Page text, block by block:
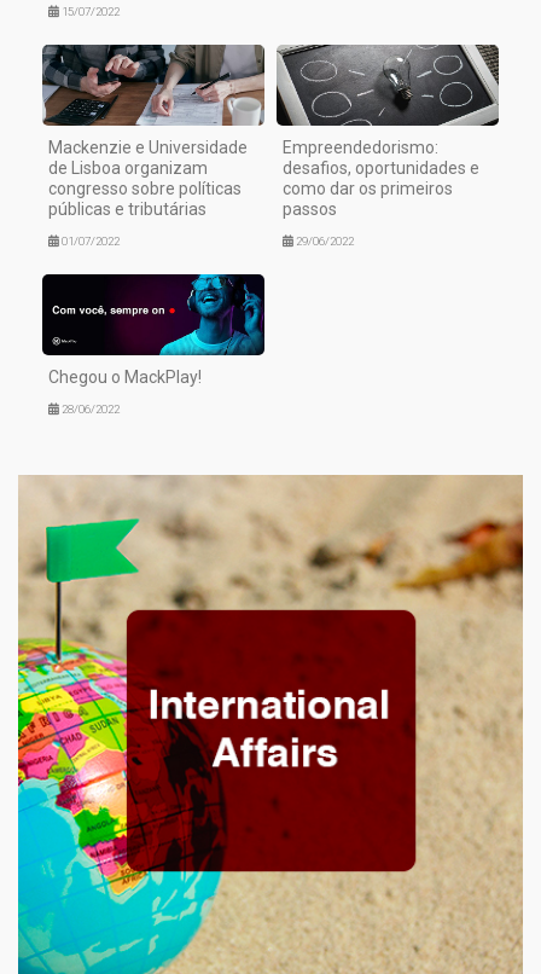
15/07/2022
Mackenzie e Universidade
de Lisboa organizam
congresso sobre políticas
públicas e tributárias
01/07/2022
Empreendedorismo:
desafios, oportunidades e
como dar os primeiros
passos
29/06/2022
Chegou o MackPlay!
28/06/2022